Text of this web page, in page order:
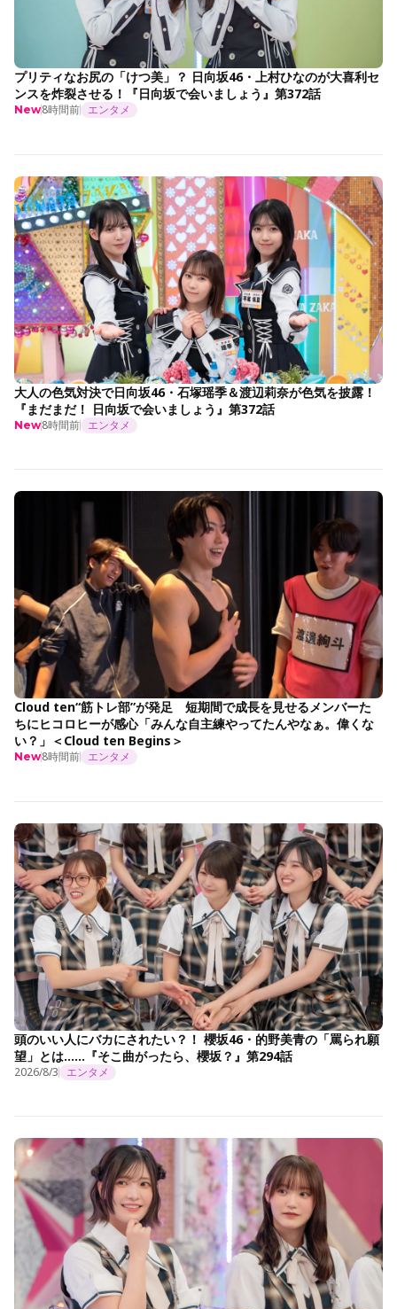
プリティなお尻の「けつ美」？ 日向坂46・上村ひなのが大喜利セ
ンスを炸裂させる！『日向坂で会いましょう』第372話
New8時間前 エンタメ
大人の色気対決で日向坂46・石塚瑶季＆渡辺莉奈が色気を披露！
『まだまだ！ 日向坂で会いましょう』第372話
New8時間前 エンタメ
Cloud ten“筋トレ部”が発足 短期間で成長を見せるメンバーた
ちにヒコロヒーが感心「みんな自主練やってたんやなぁ。偉くな
い？」＜Cloud ten Begins＞
New8時間前 エンタメ
頭のいい人にバカにされたい？！ 櫻坂46・的野美青の「罵られ願
望」とは……『そこ曲がったら、櫻坂？』第294話
2026/8/3 エンタメ